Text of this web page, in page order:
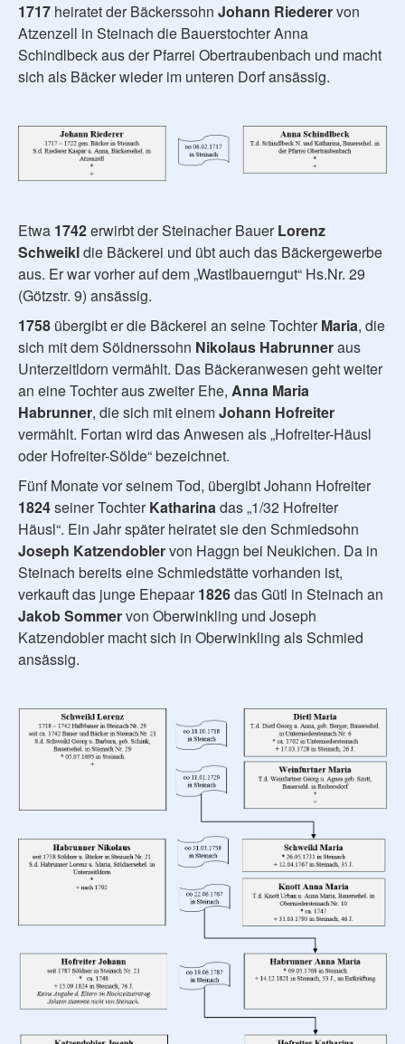
1717 heiratet der Bäckerssohn Johann Riederervon
Atzenzell in Steinach die Bauerstochter Anna
Schindlbeck aus der Pfarrei Obertraubenbach und macht
sich als Bäcker wieder im unteren Dorf ansässig.
Etwa 1742erwirbt der Steinacher BauerLorenz
Schweikldie Bäckerei und übt auch das Bäckergewerbe
aus. Er war vorher auf dem „Wastlbauerngut“ Hs.Nr. 29
(Götzstr. 9) ansässig.
1758 übergibt er die Bäckerei an seine TochterMaria, die
sich mit dem Söldnerssohn Nikolaus Habrunneraus
Unterzeitldorn vermählt. Das Bäckeranwesen geht weiter
an eine Tochter aus zweiter Ehe, Anna Maria
Habrunner, die sich mit einemJohann Hofreiter
vermählt. Fortan wird das Anwesen als „Hofreiter-Häusl
oder Hofreiter-Sölde“ bezeichnet.
Fünf Monate vor seinem Tod, übergibt Johann Hofreiter
1824seiner TochterKatharinadas „1/32 Hofreiter
Häusl“. Ein Jahr später heiratet sie den Schmiedsohn
Joseph Katzendoblervon Haggn bei Neukichen. Da in
Steinach bereits eine Schmiedstätte vorhanden ist,
verkauft das junge Ehepaar1826das Gütl in Steinach an
Jakob Sommervon Oberwinkling und Joseph
Katzendobler macht sich in Oberwinkling als Schmied
ansässig.